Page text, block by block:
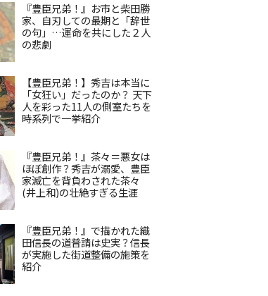
『豊臣兄弟！』お市と柴田勝
家、自刃しての最期と「辞世
の句」…運命を共にした２人
の悲劇
【豊臣兄弟！】秀吉は本当に
「女狂い」だったのか？ 天下
人を彩った11人の側室たちを
時系列で一挙紹介
『豊臣兄弟！』茶々＝悪女は
ほぼ創作？秀吉が溺愛、豊臣
家滅亡を背負わされた茶々
(井上和)の壮絶すぎる生涯
『豊臣兄弟！』で描かれた織
田信長の道普請は史実？信長
が実施した街道整備の施策を
紹介